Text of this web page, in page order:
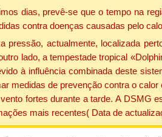
dias, prevê-se que o tempo na
contra doenças causadas pelo
pressão, actualmente, localizada
lado, a tempestade tropical
à influência combinada deste
medidas de prevenção contra o
fortes durante a tarde. A DSMG
mais recentes( Data de